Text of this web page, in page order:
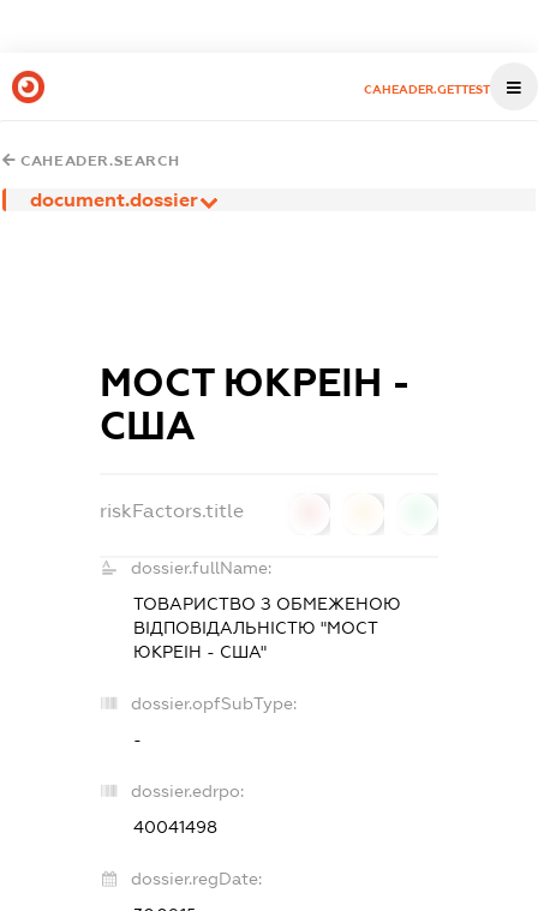
CAHEADER.GETTEST
CAHEADER.SEARCH
document.dossier
МОСТ ЮКРЕІН -
США
riskFactors.title
dossier.fullName:
ТОВАРИСТВО З ОБМЕЖЕНОЮ
ВІДПОВІДАЛЬНІСТЮ "МОСТ
ЮКРЕІН - США"
dossier.opfSubType:
-
dossier.edrpo:
40041498
dossier.regDate: